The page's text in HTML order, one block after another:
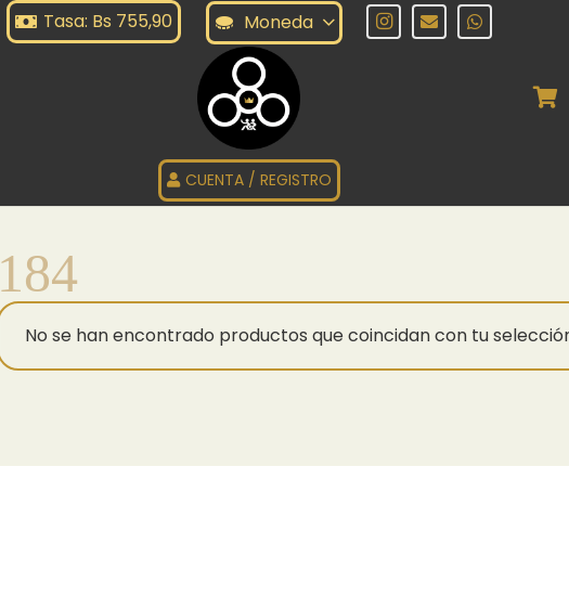
Tasa: Bs 755,90 Moneda
CUENTA / REGISTRO
184
No se han encontrado productos que coincidan con tu